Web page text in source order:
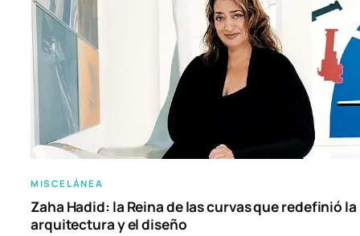
MISCELÁNEA
Zaha Hadid: la Reina de las curvas que redefinió la
arquitectura y el diseño